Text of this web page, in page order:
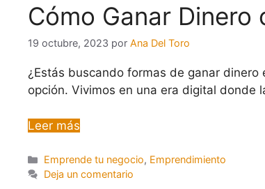
Cómo Ganar Dinero
19 octubre, 2023 por Ana Del Toro
¿Estás buscando formas de ganar
opción. Vivimos en una era digital
Leer más
Emprende tu negocio, Emprendimiento
Deja un comentario